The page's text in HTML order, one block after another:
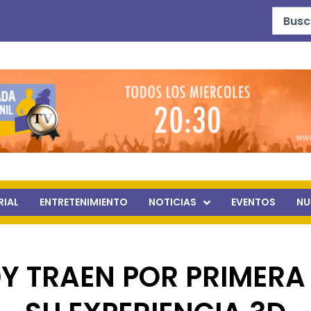
ENTRETENIMIENTO NOTICIAS EVENTOS
TRAEN POR